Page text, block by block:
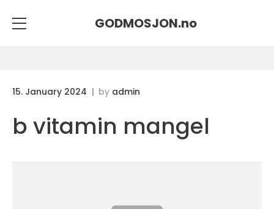
GODMOSJON.no
15. January 2024 by admin
b vitamin mangel